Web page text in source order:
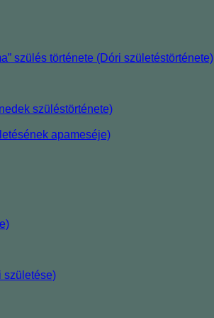
szülés története (Dóri születéstörténete)
szüléstörténete)
apameséje)
születése)